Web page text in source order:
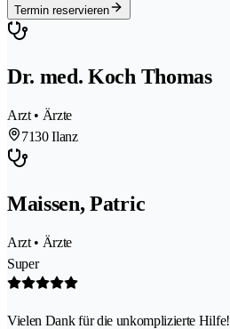
Termin reservieren
Dr. med. Koch Thomas
Arzt • Ärzte
7130 Ilanz
Maissen, Patric
Arzt • Ärzte
Super
Vielen Dank für die unkomplizierte Hilfe!